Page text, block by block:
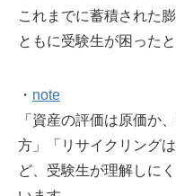
これまでに蓄積された
ともに受験生が困った
・ note
「資産の評価は原価か
方」「リサイクリング
ど、受験生が理解しに